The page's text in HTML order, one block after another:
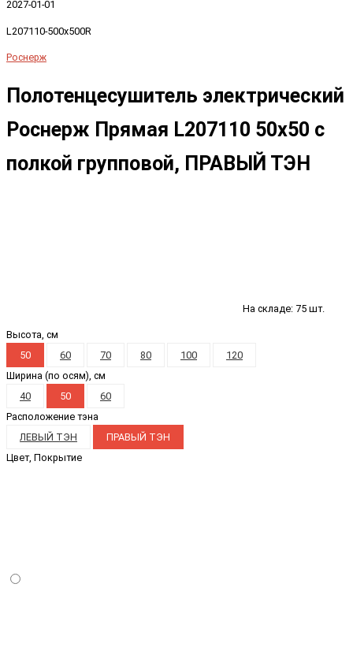
2027-01-01
L207110-500x500R
Роснерж
Полотенцесушитель электрический
Роснерж Прямая L207110 50x50 с
полкой групповой, ПРАВЫЙ ТЭН
На складе: 75 шт.
Высота, см
50
60 70 80 100
120
Ширина (по осям), см
40
50
60
Расположение тэна
ЛЕВЫЙ ТЭН
ПРАВЫЙ ТЭН
Цвет, Покрытие